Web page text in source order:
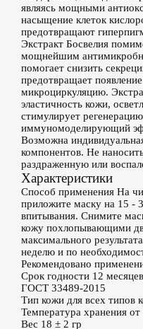
являясь мощными
насыщение клеток
предотвращают
Экстракт Босвелия
мощнейшим
помогает снизить
предотвращает
микроциркуляцию.
эластичность кожи,
стимулирует
иммуномоделирующий
Возможна
компонентов. Не
раздраженную или
Характеристики
Способ применения На
приложите маску на 15 -
впитывания. Снимите
кожу похлопывающими
максимального
неделю и по
Рекомендовано
Срок годности 12 месяцев
ГОСТ 33489-2015
Тип кожи для всех типов
Температура хранения от
Вес 18 ± 2 гр